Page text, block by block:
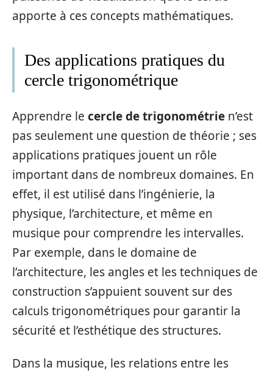
apporte à ces concepts mathématiques.
Des applications pratiques du
cercle trigonométrique
Apprendre le cercle de trigonométrie n’est
pas seulement une question de théorie ; ses
applications pratiques jouent un rôle
important dans de nombreux domaines. En
effet, il est utilisé dans l’ingénierie, la
physique, l’architecture, et même en
musique pour comprendre les intervalles.
Par exemple, dans le domaine de
l’architecture, les angles et les techniques de
construction s’appuient souvent sur des
calculs trigonométriques pour garantir la
sécurité et l’esthétique des structures.
Dans la musique, les relations entre les